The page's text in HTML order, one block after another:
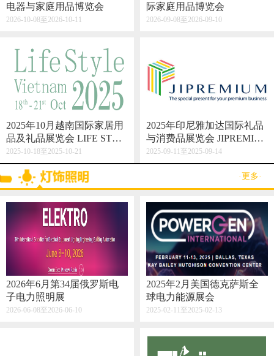
电器与家庭用品博览会
2026-10-08至2026-10-11
际家庭用品博览会
2026-09-08至2026-09-10
2025年10月越南国际家居用
品及礼品展览会 LIFE STYL
E VIETNAM 2025
2025-10-18至2025-10-21
2025年印尼雅加达国际礼品
与消费品展览会 JIPREMIU
M
2025-09-11至2025-09-14
·更多·
2026年6月第34届俄罗斯电
子电力照明展
2026-06-08至2026-06-10
2025年2月美国德克萨斯全
球电力能源展会
2025-02-11至2025-02-13